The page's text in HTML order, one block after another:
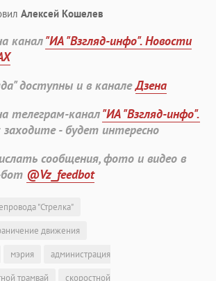
Алексей Кошелев
канал"ИА "Взгляд-инфо". Новости
доступны и в каналеДзена
телеграм-канал"ИА "Взгляд-инфо".
заходите - будет интересно
сообщения, фото и видео в
@Vz_feedbot
"Стрелка"
движения
мэрия
администрация
трамвай
скоростной